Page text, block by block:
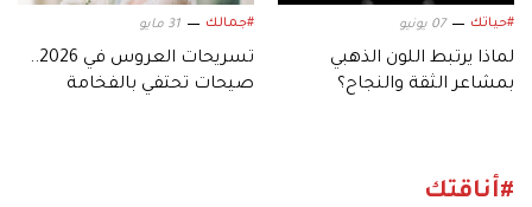
#حياتك 07 يونيو
لماذا يرتبط اللون الذهبي
بمشاعر الثقة والنجاح؟
#جمالك 31 مايو
تسريحات العروس في 2026..
صيحات تحتفي بالفخامة
#أناقتك